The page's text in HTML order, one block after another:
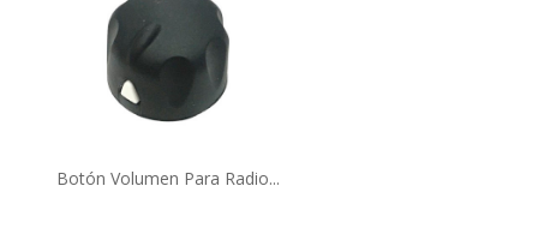
Botón Volumen Para Radio...